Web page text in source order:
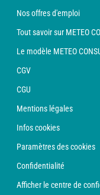
Nos offres d'emploi
Tout savoir sur METEO
Le modèle METEO
CGV
CGU
Mentions légales
Infos cookies
Paramètres des cookies
Confidentialité
Afficher le centre de